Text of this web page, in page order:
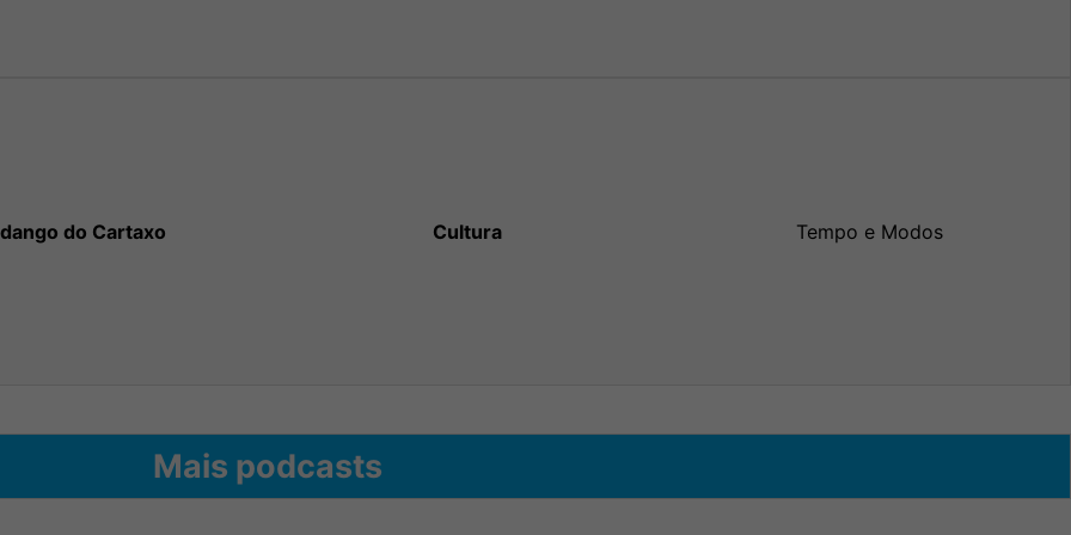
do Cartaxo Cultura Tempo e Modos
Mais podcasts